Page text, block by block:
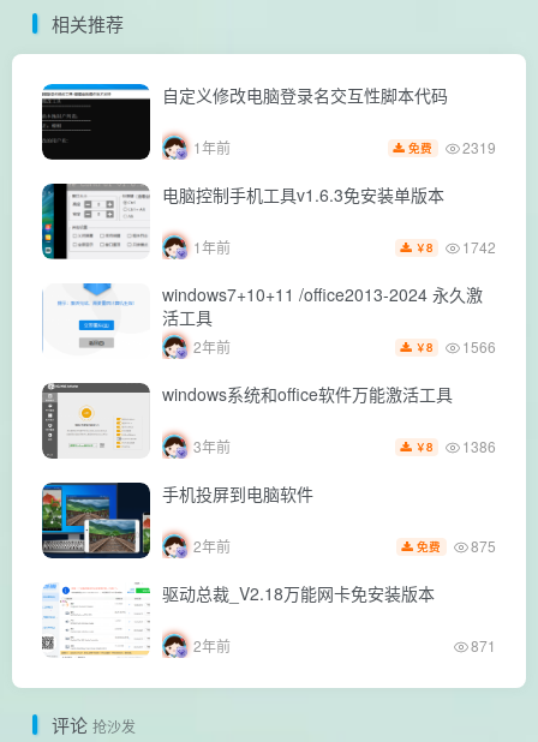
相关推荐
自定义修改电脑登录名交互性脚本代码
1年前 免费 2319
电脑控制手机工具v1.6.3免安装单版本
1年前 ￥8 1742
windows7+10+11 /office2013-2024 永久激
活工具
2年前 ￥8 1566
windows系统和office软件万能激活工具
3年前 ￥8 1386
手机投屏到电脑软件
2年前 免费 875
驱动总裁_V2.18万能网卡免安装版本
2年前 871
评论 抢沙发